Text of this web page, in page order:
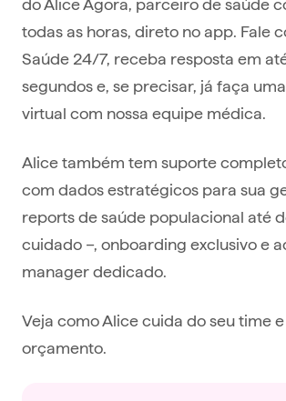
todas as horas, direto no app. Fale
Saúde 24/7, receba resposta em
segundos e, se precisar, já faça
virtual com nossa equipe médica.
Alice também tem suporte
com dados estratégicos para sua
reports de saúde populacional até
cuidado –, onboarding exclusivo e
manager dedicado.
Veja como Alice cuida do seu time
orçamento.